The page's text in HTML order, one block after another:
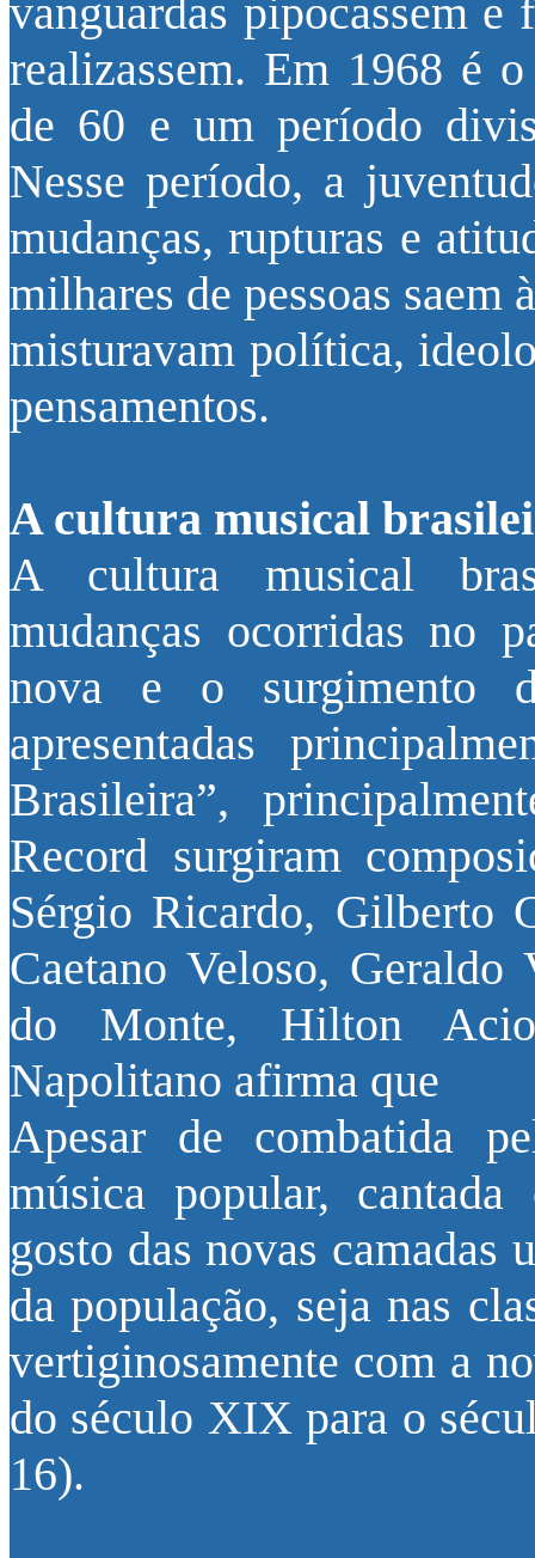
vanguardas pipocassem
realizassem. Em 1968 é
de 60 e um período
Nesse período, a
mudanças, rupturas e
milhares de pessoas saem
misturavam política,
pensamentos.
A cultura musical
A cultura musical
mudanças ocorridas no
nova e o surgimento
apresentadas
Brasileira”,
Record surgiram
Sérgio Ricardo, Gilberto
Caetano Veloso, Geraldo
do Monte, Hilton
Napolitano afirma que
Apesar de combatida
música popular,
gosto das novas camadas
da população, seja nas
vertiginosamente com a
do século XIX para o
16).